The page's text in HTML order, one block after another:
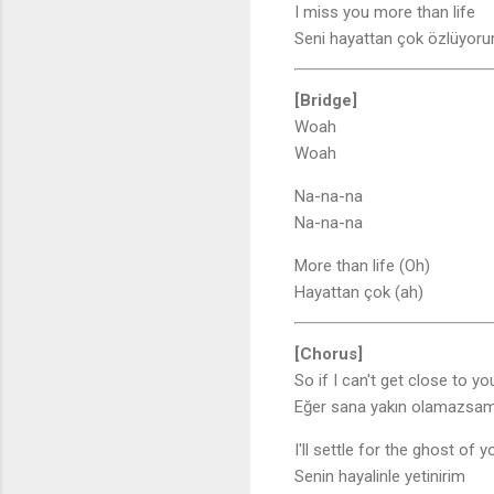
I miss you more than life
Seni hayattan çok
[Bridge]
Woah
Woah
Na-na-na
Na-na-na
More than life (Oh)
Hayattan çok (ah)
[Chorus]
So if I can't get close to
Eğer sana yakın
I'll settle for the ghost of
Senin hayalinle yetinirim